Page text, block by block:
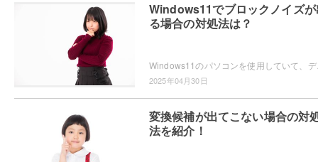
Windows11でブロックノイズ
る場合の対処法は？
Windows11のパソコンを使用して
2025年04月30日
変換候補が出てこない場合の対
法を紹介！